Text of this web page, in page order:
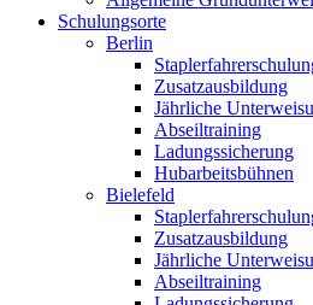
Schulungsorte
Berlin
Zusatzausbildung
Jährliche
Abseiltraining
Ladungssicherung
Hubarbeitsbühnen
Bielefeld
Zusatzausbildung
Jährliche
Abseiltraining